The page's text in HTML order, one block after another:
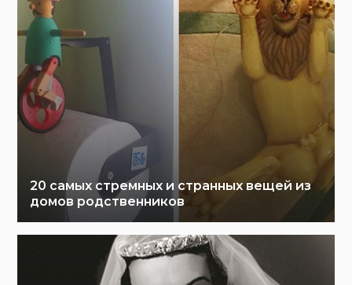
20 самых стремных и странных вещей из
домов родственников